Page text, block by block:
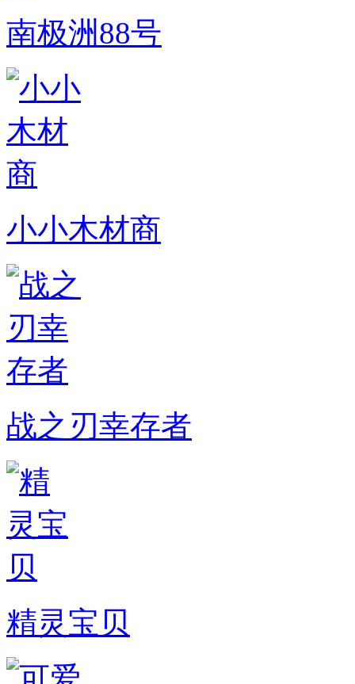
南极洲88号
小小木材商
战之刃幸存者
精灵宝贝